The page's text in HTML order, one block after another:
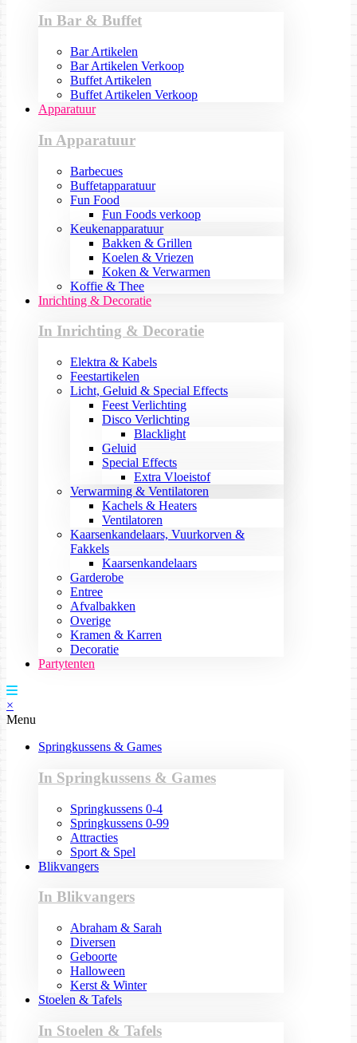
In Bar & Buffet
Bar Artikelen
Bar Artikelen Verkoop
Buffet Artikelen
Buffet Artikelen Verkoop
Apparatuur
In Apparatuur
Barbecues
Buffetapparatuur
Fun Food
Fun Foods verkoop
Keukenapparatuur
Bakken & Grillen
Koelen & Vriezen
Koken & Verwarmen
Koffie & Thee
Inrichting & Decoratie
In Inrichting & Decoratie
Elektra & Kabels
Feestartikelen
Licht, Geluid & Special Effects
Feest Verlichting
Disco Verlichting
Blacklight
Geluid
Special Effects
Extra Vloeistof
Verwarming & Ventilatoren
Kachels & Heaters
Ventilatoren
Kaarsenkandelaars, Vuurkorven &
Fakkels
Kaarsenkandelaars
Garderobe
Entree
Afvalbakken
Overige
Kramen & Karren
Decoratie
Partytenten
×
Menu
Springkussens & Games
In Springkussens & Games
Springkussens 0-4
Springkussens 0-99
Attracties
Sport & Spel
Blikvangers
In Blikvangers
Abraham & Sarah
Diversen
Geboorte
Halloween
Kerst & Winter
Stoelen & Tafels
In Stoelen & Tafels